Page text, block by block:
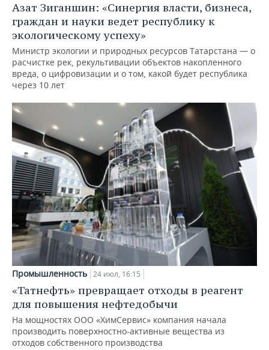
Азат Зиганшин: «Синергия власти, бизнеса,
граждан и науки ведет республику к
экологическому успеху»
Министр экологии и природных ресурсов Татарстана — о
расчистке рек, рекультивации объектов накопленного
вреда, о цифровизации и о том, какой будет республика
через 10 лет
Промышленность 24 июл, 16:15
«Татнефть» превращает отходы в реагент
для повышения нефтедобычи
На мощностях ООО «ХимСервис» компания начала
производить поверхностно-активные вещества из
отходов собственного производства